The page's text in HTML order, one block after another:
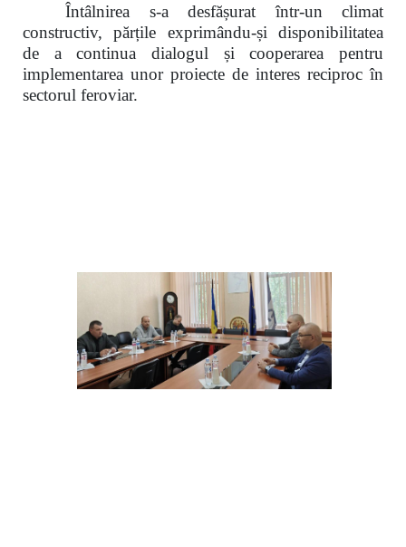
Întâlnirea s-a desfășurat într-un climat
constructiv, părțile exprimându-și disponibilitatea
de a continua dialogul și cooperarea pentru
implementarea unor proiecte de interes reciproc în
sectorul feroviar.